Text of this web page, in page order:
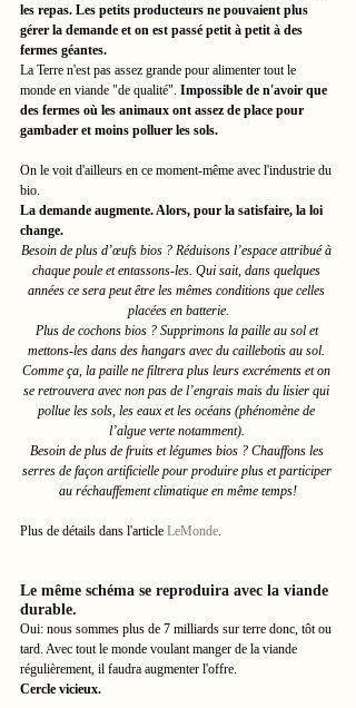
les repas. Les petits producteurs ne pouvaient plus
gérer la demande et on est passé petit à petit à des
fermes géantes.
La Terre n'est pas assez grande pour alimenter tout le
monde en viande "de qualité". Impossible de n'avoir que
des fermes où les animaux ont assez de place pour
gambader et moins polluer les sols.
On le voit d'ailleurs en ce moment-même avec l'industrie du
bio.
La demande augmente. Alors, pour la satisfaire, la loi
change.
Besoin de plus d’œufs bios ? Réduisons l’espace attribué à
chaque poule et entassons-les. Qui sait, dans quelques
années ce sera peut être les mêmes conditions que celles
placées en batterie.
Plus de cochons bios ? Supprimons la paille au sol et
mettons-les dans des hangars avec du caillebotis au sol.
Comme ça, la paille ne filtrera plus leurs excréments et on
se retrouvera avec non pas de l’engrais mais du lisier qui
pollue les sols, les eaux et les océans (phénomène de
l’algue verte notamment).
Besoin de plus de fruits et légumes bios ? Chauffons les
serres de façon artificielle pour produire plus et participer
au réchauffement climatique en même temps!
Plus de détails dans l'article LeMonde.
Le même schéma se reproduira avec la viande
durable.
Oui: nous sommes plus de 7 milliards sur terre donc, tôt ou
tard. Avec tout le monde voulant manger de la viande
régulièrement, il faudra augmenter l'offre.
Cercle vicieux.